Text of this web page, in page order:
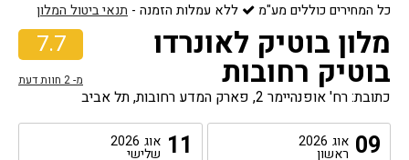
כל המחירים כוללים מע"מ ללא עמלות הזמנה - תנאי ביטול המלון
7.7
מ-2 חוות דעת
מלון בוטיק לאונרדו
בוטיק רחובות
כתובת: רח' אופנהיימר 2, פארק המדע רחובות, תל אביב
09 אוג 2026
ראשון 11 אוג 2026
שלישי